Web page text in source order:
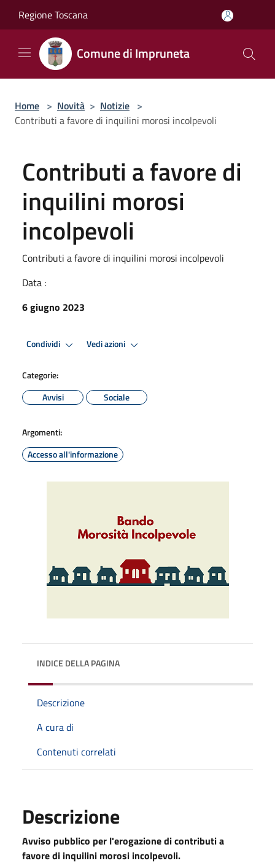
Regione Toscana
Comune di Impruneta
Home > Novità > Notizie >
Contributi a favore di inquilini morosi incolpevoli
Contributi a favore di
inquilini morosi
incolpevoli
Contributi a favore di inquilini morosi incolpevoli
Data :
6 giugno 2023
Condividi Vedi azioni
Categorie:
Avvisi
Sociale
Argomenti:
Accesso all'informazione
INDICE DELLA PAGINA
Descrizione
A cura di
Contenuti correlati
Descrizione
Avviso pubblico per l'erogazione di contributi a
favore di inquilini morosi incolpevoli.